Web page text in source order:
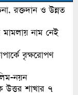
রক্তদান ও উন্নত
নাম নেই
বৃক্ষরোপণ
নয়ন
উত্তর শাখার ৭